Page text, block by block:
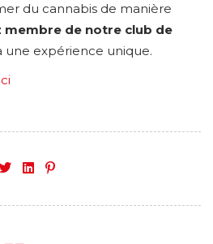
du cannabis de manière
membre de notre club de
une expérience unique.